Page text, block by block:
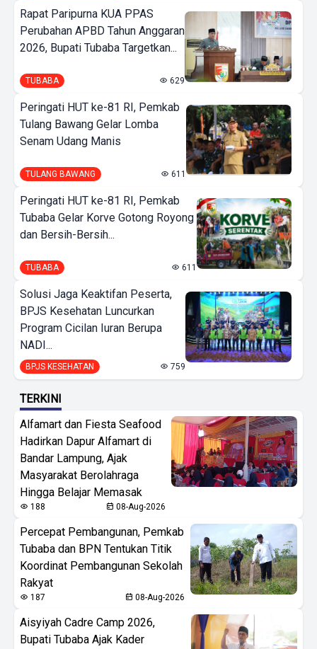
Rapat Paripurna KUA PPAS
Perubahan APBD Tahun Anggaran
2026, Bupati Tubaba Targetkan...
TUBABA 629
Peringati HUT ke-81 RI, Pemkab
Tulang Bawang Gelar Lomba
Senam Udang Manis
TULANG BAWANG 611
Peringati HUT ke-81 RI, Pemkab
Tubaba Gelar Korve Gotong Royong
dan Bersih-Bersih...
TUBABA 611
Solusi Jaga Keaktifan Peserta,
BPJS Kesehatan Luncurkan
Program Cicilan Iuran Berupa
NADI...
BPJS KESEHATAN 759
TERKINI
Alfamart dan Fiesta Seafood
Hadirkan Dapur Alfamart di
Bandar Lampung, Ajak
Masyarakat Berolahraga
Hingga Belajar Memasak
188 08-Aug-2026
Percepat Pembangunan, Pemkab
Tubaba dan BPN Tentukan Titik
Koordinat Pembangunan Sekolah
Rakyat
187 08-Aug-2026
Aisyiyah Cadre Camp 2026,
Bupati Tubaba Ajak Kader